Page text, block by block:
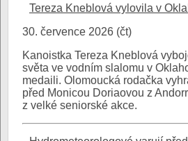
Tereza Kneblová vylovila v
30. července 2026 (čt)
Kanoistka Tereza Kneblová
světa ve vodním slalomu v
medaili. Olomoucká rodačka
před Monicou Doriaovou z
z velké seniorské akce.